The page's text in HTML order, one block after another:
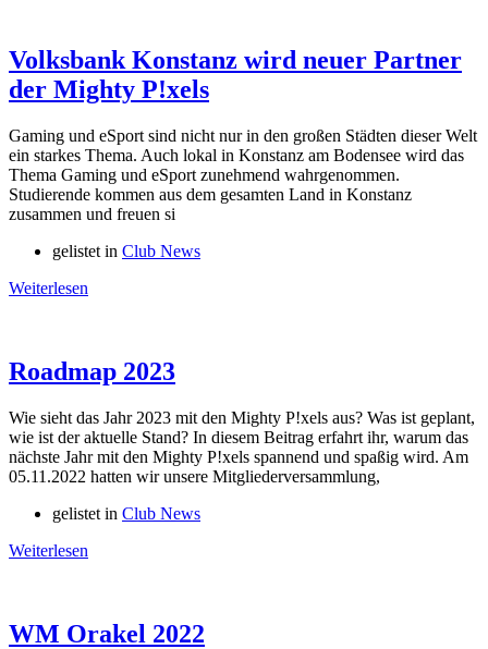
Volksbank Konstanz wird neuer Partner
der Mighty P!xels
Gaming und eSport sind nicht nur in den großen Städten dieser Welt
ein starkes Thema. Auch lokal in Konstanz am Bodensee wird das
Thema Gaming und eSport zunehmend wahrgenommen.
Studierende kommen aus dem gesamten Land in Konstanz
zusammen und freuen si
gelistet in Club News
Weiterlesen
Roadmap 2023
Wie sieht das Jahr 2023 mit den Mighty P!xels aus? Was ist geplant,
wie ist der aktuelle Stand? In diesem Beitrag erfahrt ihr, warum das
nächste Jahr mit den Mighty P!xels spannend und spaßig wird. Am
05.11.2022 hatten wir unsere Mitgliederversammlung,
gelistet in Club News
Weiterlesen
WM Orakel 2022